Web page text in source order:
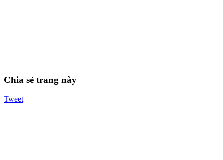
Chia sẻ trang này
Tweet